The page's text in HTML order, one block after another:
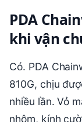
PDA
khi vận
Có. PDA
810G, chịu
nhiều lần. Vỏ
nhôm, kính